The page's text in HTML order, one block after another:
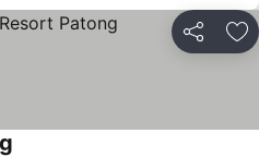
Jaa